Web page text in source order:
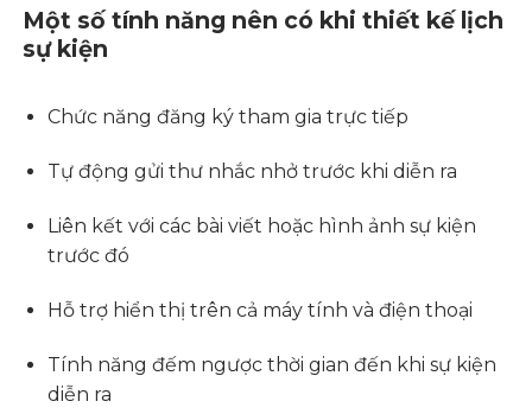
Một số tính năng nên có khi thiết kế lịch
sự kiện
Chức năng đăng ký tham gia trực tiếp
Tự động gửi thư nhắc nhở trước khi diễn ra
Liên kết với các bài viết hoặc hình ảnh sự kiện
trước đó
Hỗ trợ hiển thị trên cả máy tính và điện thoại
Tính năng đếm ngược thời gian đến khi sự kiện
diễn ra